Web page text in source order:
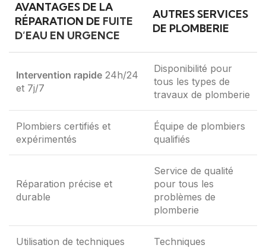
AVANTAGES DE LA
RÉPARATION DE FUITE
D’EAU EN URGENCE
AUTRES SERVICES
DE PLOMBERIE
Intervention rapide 24h/24
et 7j/7
Disponibilité pour
tous les types de
travaux de plomberie
Plombiers certifiés et
expérimentés
Équipe de plombiers
qualifiés
Réparation précise et
durable
Service de qualité
pour tous les
problèmes de
plomberie
Utilisation de techniques
Techniques